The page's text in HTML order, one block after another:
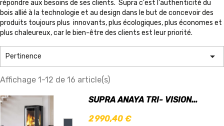
répondre aux besoins de ses clients. Supra c'est l'authenticité du
bois allié à la technologie et au design dans le but de concevoir des
produits toujours plus innovants, plus écologiques, plus économes et
plus chaleureux, car le bien-être des clients est leur priorité.
Pertinence 
Affichage 1-12 de 16 article(s)
SUPRA ANAYA TRI- VISION...
2 990,40 €